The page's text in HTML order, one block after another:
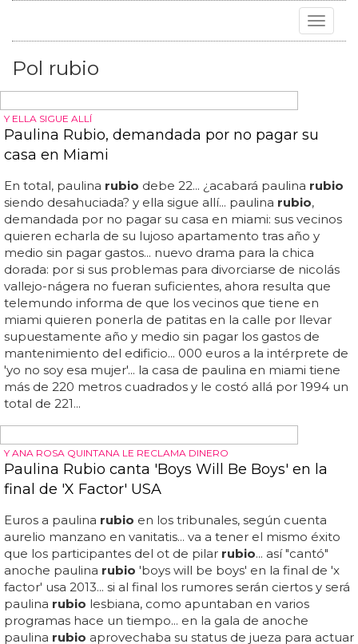
Toggle
Pol rubio
Y ELLA SIGUE ALLÍ
Paulina Rubio, demandada por no pagar su
casa en Miami
En total, paulina
quieren echarla de su lujoso apartamento tras año y
medio sin pagar gastos... nuevo drama para la chica
dorada: por si sus problemas para divorciarse de nicolás
telemundo informa de que los vecinos que tiene en
miami quieren ponerla de patitas en la calle por llevar
supuestamente año y medio sin pagar los gastos de
mantenimiento del edificio... 000 euros a la intérprete de
'yo no soy esa mujer'... la casa de paulina en miami tiene
más de 220 metros cuadrados y le costó allá por 1994 un
total de 221...